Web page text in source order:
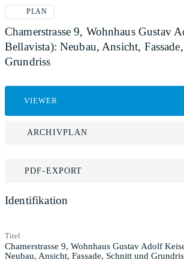
PLAN
Chamerstrasse 9, Wohnhaus Gustav
Bellavista): Neubau, Ansicht,
Grundriss
VIEWER
ARCHIVPLAN
PDF-EXPORT
Identifikation
Titel
Chamerstrasse 9, Wohnhaus Gustav Adolf
Neubau, Ansicht, Fassade, Schnitt und